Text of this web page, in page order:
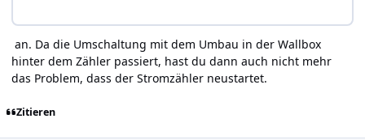
an. Da die Umschaltung mit dem Umbau in der Wallbox
hinter dem Zähler passiert, hast du dann auch nicht mehr
das Problem, dass der Stromzähler neustartet.
Zitieren